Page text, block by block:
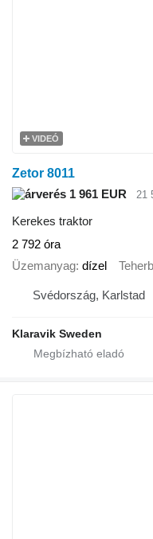
VIDEÓ
Zetor 8011
1 961 EUR
21
Kerekes traktor
2 792 óra
Üzemanyag dízel
Svédország, Karlstad
Klaravik Sweden